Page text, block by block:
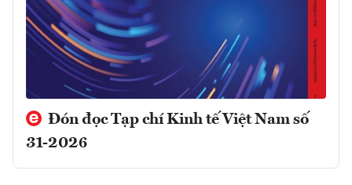
Đón đọc Tạp chí Kinh tế Việt Nam số
31-2026